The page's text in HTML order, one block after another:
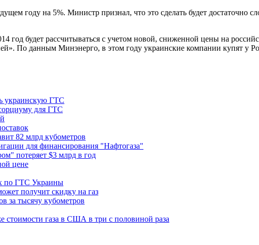
году на 5%. Министр признал, что это сделать будет
год будет рассчитываться с учетом новой, сниженной цены на
По данным Минэнерго, в этом году украинские компании купят у
украинскую ГТС
для ГТС
82 млрд кубометров
для финансирования "Нафтогаза"
потеряет $3 млрд в год
цене
по ГТС Украины
получит скидку на газ
за тысячу кубометров
стоимости газа в США в три с половиной раза